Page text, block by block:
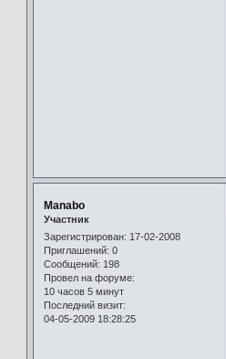
Manabo
Участник
Зарегистрирован: 17-02-2008
Приглашений: 0
Сообщений: 198
Провел на форуме:
10 часов 5 минут
Последний визит:
04-05-2009 18:28:25